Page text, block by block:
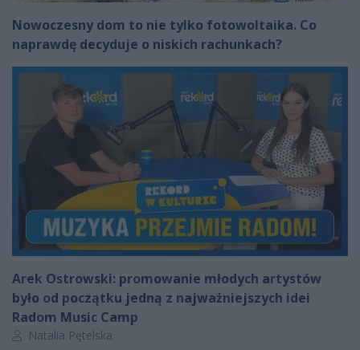
Nowoczesny dom to nie tylko fotowoltaika. Co
naprawdę decyduje o niskich rachunkach?
Arek Ostrowski: promowanie młodych artystów
było od początku jedną z najważniejszych idei
Radom Music Camp
Autor artykułu:
Natalia Pętelska